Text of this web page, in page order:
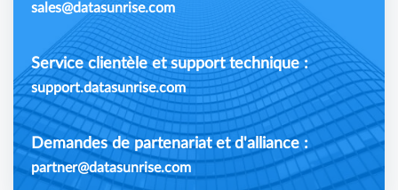
sales@datasunrise.com
Service clientèle et support technique :
support.datasunrise.com
Demandes de partenariat et d'alliance :
partner@datasunrise.com